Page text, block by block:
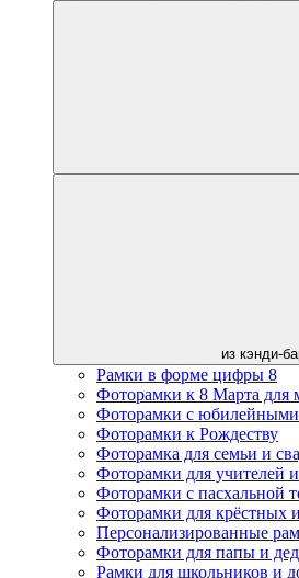
из кэнди-
Рамки в форме цифры 8
Фоторамки к 8 Марта
Фоторамки с
Фоторамки к Рождеству
Фоторамка для семьи и
Фоторамки для учителей
Фоторамки с пасхальной
Фоторамки для крёстных
Персонализированные
Фоторамки для папы и
Рамки для школьников и